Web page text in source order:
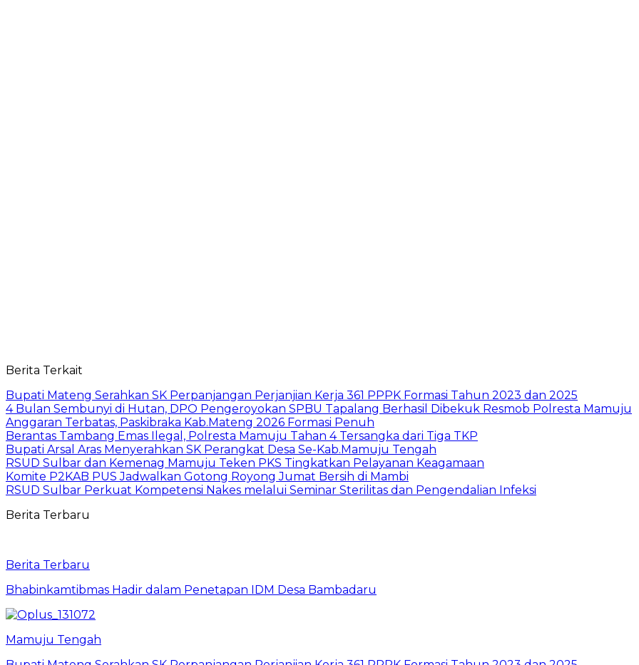
Berita Terkait
Bupati Mateng Serahkan SK Perpanjangan Perjanjian Kerja 361 PPPK Formasi Tahun 2023 dan 2025
4 Bulan Sembunyi di Hutan, DPO Pengeroyokan SPBU Tapalang Berhasil Dibekuk Resmob Polresta Mamuju
Anggaran Terbatas, Paskibraka Kab.Mateng 2026 Formasi Penuh
Berantas Tambang Emas Ilegal, Polresta Mamuju Tahan 4 Tersangka dari Tiga TKP
Bupati Arsal Aras Menyerahkan SK Perangkat Desa Se-Kab.Mamuju Tengah
RSUD Sulbar dan Kemenag Mamuju Teken PKS Tingkatkan Pelayanan Keagamaan
Komite P2KAB PUS Jadwalkan Gotong Royong Jumat Bersih di Mambi
RSUD Sulbar Perkuat Kompetensi Nakes melalui Seminar Sterilitas dan Pengendalian Infeksi
Berita Terbaru
Berita Terbaru
Bhabinkamtibmas Hadir dalam Penetapan IDM Desa Bambadaru
Mamuju Tengah